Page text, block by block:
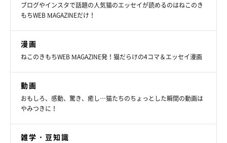
飼い主さん：
「うたは、ふだんは眉間にシワを寄せてるような険しい顔が多い
のですが、 写真を撮ろうとするとあざとい顔を 見せてくれます
ブログやインスタで話題の人気猫のエッセイが読めるのはねこのき
もちWEB MAGAZINEだけ！
漫画
ねこのきもちWEB MAGAZINE発！猫だらけの4コマ＆エッセイ漫画
動画
おもしろ、感動、驚き、癒し…猫たちのちょっとした瞬間の動画は
やみつきに！
雑学・豆知識